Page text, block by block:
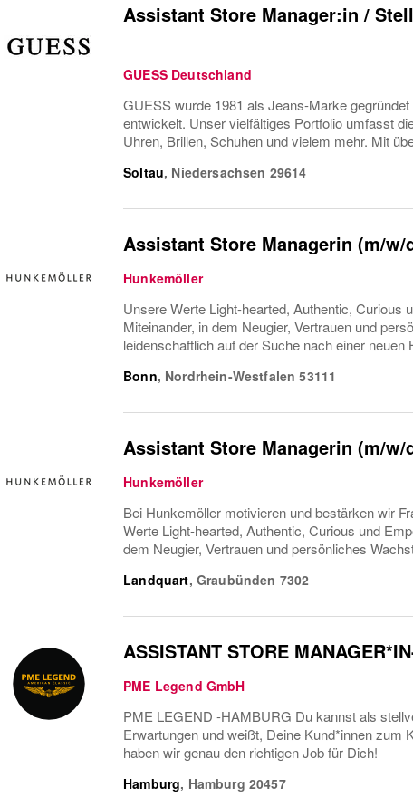
Assistant Store Manager:in /
GUESS Deutschland
GUESS wurde 1981 als Jeans-Marke
entwickelt. Unser vielfältiges Portfolio umfasst
Uhren, Brillen, Schuhen und vielem mehr. Mit
Soltau, Niedersachsen 29614
Assistant Store Managerin (m/w/
Hunkemöller
Unsere Werte Light-hearted, Authentic, Curious
Miteinander, in dem Neugier, Vertrauen und
leidenschaftlich auf der Suche nach einer
Bonn, Nordrhein-Westfalen 53111
Assistant Store Managerin (m/w/
Hunkemöller
Bei Hunkemöller motivieren und bestärken wir
Werte Light-hearted, Authentic, Curious und
dem Neugier, Vertrauen und persönliches
Landquart, Graubünden 7302
ASSISTANT STORE
PME Legend GmbH
PME LEGEND -HAMBURG Du kannst als
Erwartungen und weißt, Deine Kund*innen zum
haben wir genau den richtigen Job für Dich!
Hamburg, Hamburg 20457